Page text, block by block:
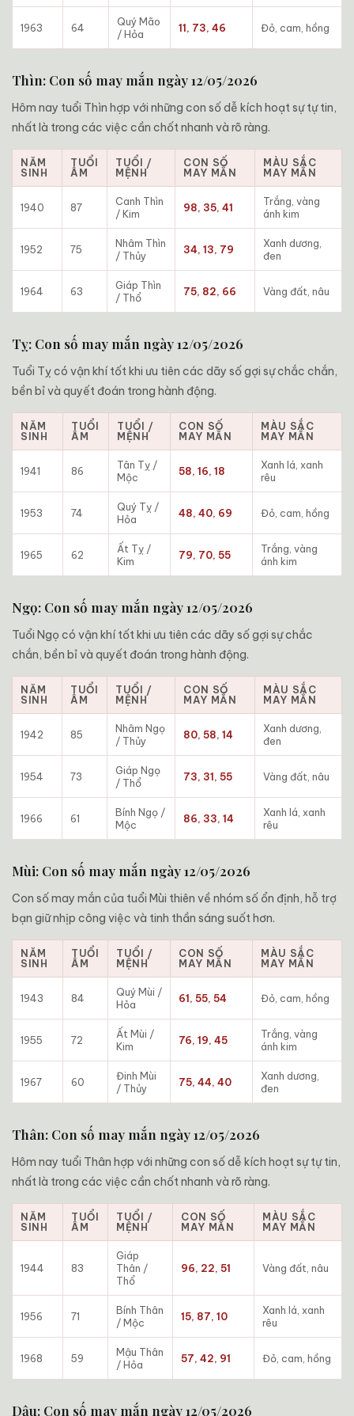
1963 64
Quý Mão
/ Hỏa
11, 73, 46 Đỏ, cam, hồng
Thìn: Con số may mắn ngày 12/05/2026
Hôm nay tuổi Thìn hợp với những con số dễ kích hoạt sự tự tin,
nhất là trong các việc cần chốt nhanh và rõ ràng.
NĂM
SINH
TUỔI
ÂM
TUỔI /
MỆNH
CON SỐ
MAY MẮN
MÀU SẮC
MAY MẮN
1940 87
Canh Thìn
/ Kim
98, 35, 41
Trắng, vàng
ánh kim
1952 75
Nhâm Thìn
/ Thủy
34, 13, 79
Xanh dương,
đen
1964 63
Giáp Thìn
/ Thổ
75, 82, 66 Vàng đất, nâu
Tỵ: Con số may mắn ngày 12/05/2026
Tuổi Tỵ có vận khí tốt khi ưu tiên các dãy số gợi sự chắc chắn,
bền bỉ và quyết đoán trong hành động.
NĂM
SINH
TUỔI
ÂM
TUỔI /
MỆNH
CON SỐ
MAY MẮN
MÀU SẮC
MAY MẮN
1941 86
Tân Tỵ /
Mộc
58, 16, 18
Xanh lá, xanh
rêu
1953 74
Quý Tỵ /
Hỏa
48, 40, 69 Đỏ, cam, hồng
1965 62
Ất Tỵ /
Kim
79, 70, 55
Trắng, vàng
ánh kim
Ngọ: Con số may mắn ngày 12/05/2026
Tuổi Ngọ có vận khí tốt khi ưu tiên các dãy số gợi sự chắc
chắn, bền bỉ và quyết đoán trong hành động.
NĂM
SINH
TUỔI
ÂM
TUỔI /
MỆNH
CON SỐ
MAY MẮN
MÀU SẮC
MAY MẮN
1942 85
Nhâm Ngọ
/ Thủy
80, 58, 14
Xanh dương,
đen
1954 73
Giáp Ngọ
/ Thổ
73, 31, 55 Vàng đất, nâu
1966 61
Bính Ngọ /
Mộc
86, 33, 14
Xanh lá, xanh
rêu
Mùi: Con số may mắn ngày 12/05/2026
Con số may mắn của tuổi Mùi thiên về nhóm số ổn định, hỗ trợ
bạn giữ nhịp công việc và tinh thần sáng suốt hơn.
NĂM
SINH
TUỔI
ÂM
TUỔI /
MỆNH
CON SỐ
MAY MẮN
MÀU SẮC
MAY MẮN
1943 84
Quý Mùi /
Hỏa
61, 55, 54 Đỏ, cam, hồng
1955 72
Ất Mùi /
Kim
76, 19, 45
Trắng, vàng
ánh kim
1967 60
Đinh Mùi
/ Thủy
75, 44, 40
Xanh dương,
đen
Thân: Con số may mắn ngày 12/05/2026
Hôm nay tuổi Thân hợp với những con số dễ kích hoạt sự tự tin,
nhất là trong các việc cần chốt nhanh và rõ ràng.
NĂM
SINH
TUỔI
ÂM
TUỔI /
MỆNH
CON SỐ
MAY MẮN
MÀU SẮC
MAY MẮN
1944 83
Giáp
Thân /
Thổ
96, 22, 51 Vàng đất, nâu
1956 71
Bính Thân
/ Mộc
15, 87, 10
Xanh lá, xanh
rêu
1968 59
Mậu Thân
/ Hỏa
57, 42, 91 Đỏ, cam, hồng
Dậu: Con số may mắn ngày 12/05/2026